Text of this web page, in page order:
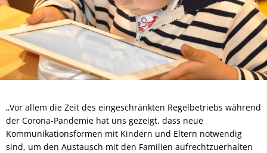
„Vor allem die Zeit des eingeschränkten Regelbetriebs während
der Corona-Pandemie hat uns gezeigt, dass neue
Kommunikationsformen mit Kindern und Eltern notwendig
sind, um den Austausch mit den Familien aufrechtzuerhalten